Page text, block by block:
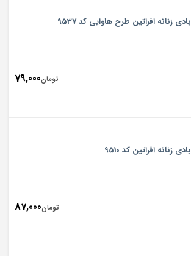
بادی زنانه افراتین طرح هاوایی کد 9537
تومان79,000
بادی زنانه افراتین کد 9510
تومان87,000